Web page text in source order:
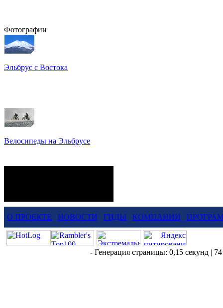
Фотографии
Эльбрус с Востока
Велосипеды на Эльбрусе
О ПРОЕКТЕ НОВОСТИ ГИДЫ КОМПАНИИ
- Генерация страницы: 0,15 секунд |